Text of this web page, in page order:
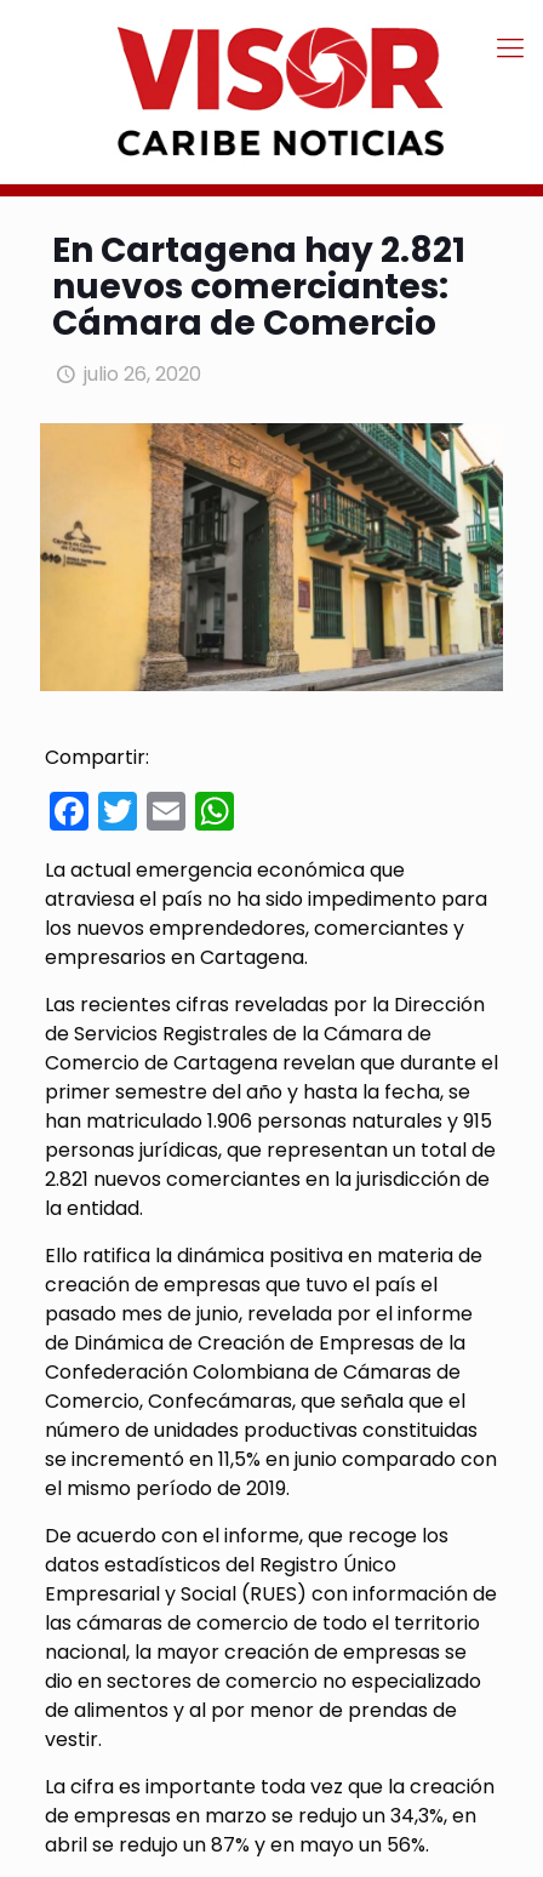
En Cartagena hay 2.821
nuevos comerciantes:
Cámara de Comercio
julio 26, 2020
Compartir:
Facebook
Twitter
EmailWhatsApp
La actual emergencia económica que
atraviesa el país no ha sido impedimento para
los nuevos emprendedores, comerciantes y
empresarios en Cartagena.
Las recientes cifras reveladas por la Dirección
de Servicios Registrales de la Cámara de
Comercio de Cartagena revelan que durante el
primer semestre del año y hasta la fecha, se
han matriculado 1.906 personas naturales y 915
personas jurídicas, que representan un total de
2.821 nuevos comerciantes en la jurisdicción de
la entidad.
Ello ratifica la dinámica positiva en materia de
creación de empresas que tuvo el país el
pasado mes de junio, revelada por el informe
de Dinámica de Creación de Empresas de la
Confederación Colombiana de Cámaras de
Comercio, Confecámaras, que señala que el
número de unidades productivas constituidas
se incrementó en 11,5% en junio comparado con
el mismo período de 2019.
De acuerdo con el informe, que recoge los
datos estadísticos del Registro Único
Empresarial y Social (RUES) con información de
las cámaras de comercio de todo el territorio
nacional, la mayor creación de empresas se
dio en sectores de comercio no especializado
de alimentos y al por menor de prendas de
vestir.
La cifra es importante toda vez que la creación
de empresas en marzo se redujo un 34,3%, en
abril se redujo un 87% y en mayo un 56%.